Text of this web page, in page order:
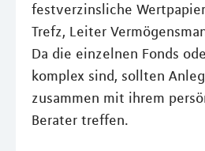
festverzinsliche
Trefz, Leiter
Da die einzelnen Fonds
komplex sind, sollten
zusammen mit ihrem
Berater treffen.